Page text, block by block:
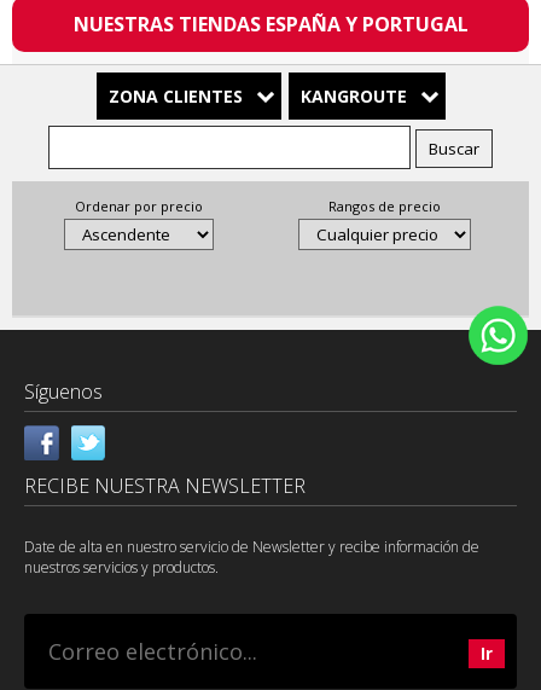
NUESTRAS TIENDAS ESPAÑA Y PORTUGAL
ZONA CLIENTES KANGROUTE
Ordenar por precio Rangos de precio
Síguenos
RECIBE NUESTRA NEWSLETTER
Date de alta en nuestro servicio de Newsletter y recibe información de
nuestros servicios y productos.